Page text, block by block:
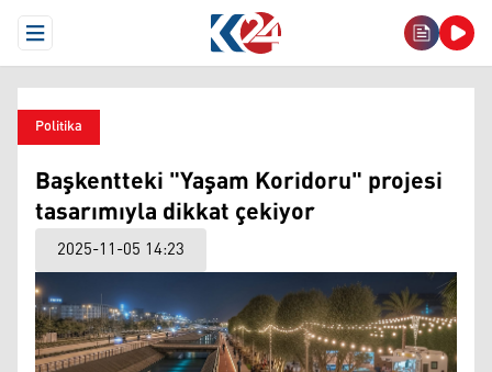
Open Menu
Politika
Başkentteki "Yaşam Koridoru" projesi
tasarımıyla dikkat çekiyor
2025-11-05 14:23